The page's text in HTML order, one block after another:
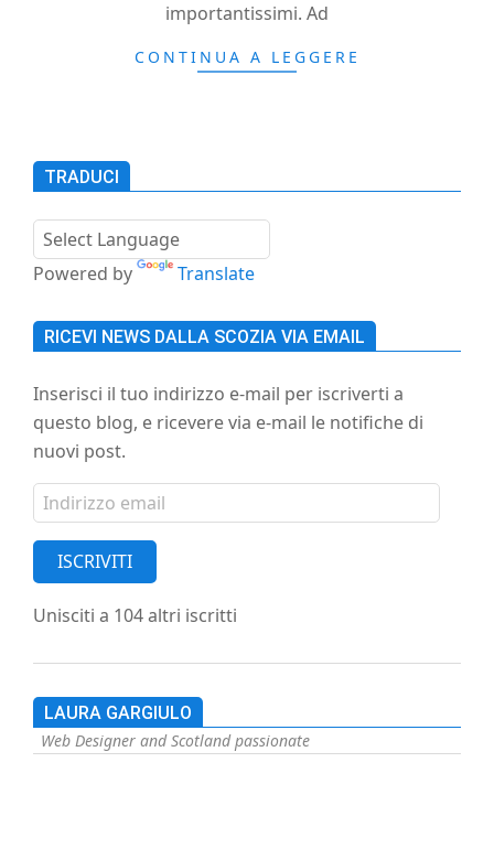
importantissimi. Ad
CONTINUA A LEGGERE
TRADUCI
Powered by Translate
RICEVI NEWS DALLA SCOZIA VIA EMAIL
Inserisci il tuo indirizzo e-mail per iscriverti a
questo blog, e ricevere via e-mail le notifiche di
nuovi post.
Indirizzo
email
ISCRIVITI
Unisciti a 104 altri iscritti
LAURA GARGIULO
Web Designer and Scotland passionate